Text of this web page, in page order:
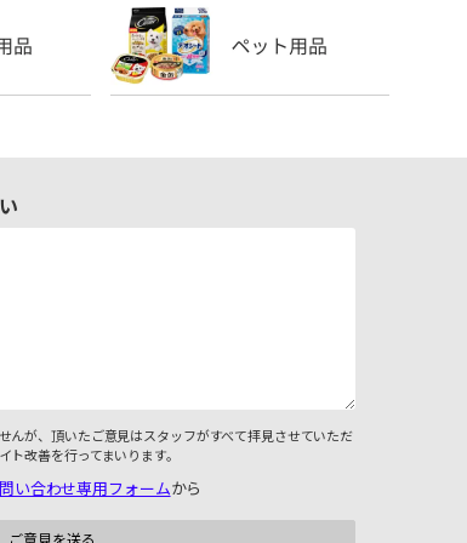
んが、頂いたご意見はスタッフがすべて拝見させていただ
改善を行ってまいります。
い合わせ専用フォームから